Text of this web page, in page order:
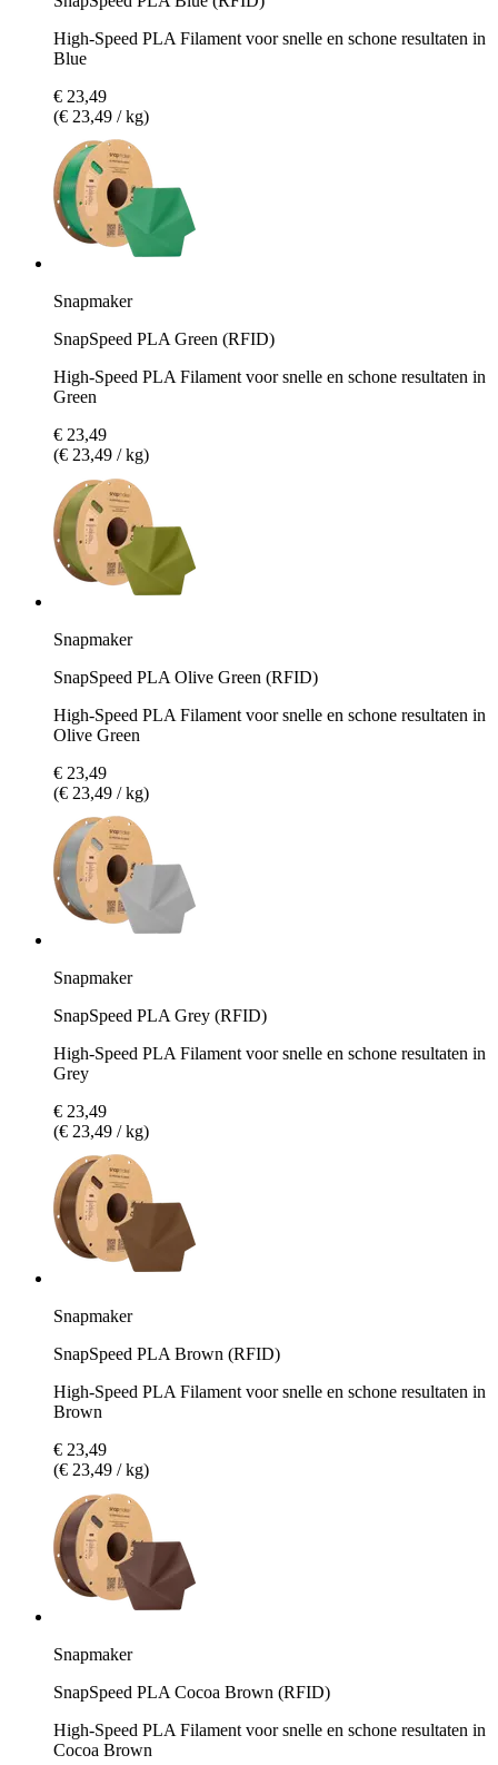
High-Speed PLA Filament voor snelle en schone resultaten in
Blue
€ 23,49
(€ 23,49 / kg)
Snapmaker
SnapSpeed PLA Green (RFID)
High-Speed PLA Filament voor snelle en schone resultaten in
Green
€ 23,49
(€ 23,49 / kg)
Snapmaker
SnapSpeed PLA Olive Green (RFID)
High-Speed PLA Filament voor snelle en schone resultaten in
Olive Green
€ 23,49
(€ 23,49 / kg)
Snapmaker
SnapSpeed PLA Grey (RFID)
High-Speed PLA Filament voor snelle en schone resultaten in
Grey
€ 23,49
(€ 23,49 / kg)
Snapmaker
SnapSpeed PLA Brown (RFID)
High-Speed PLA Filament voor snelle en schone resultaten in
Brown
€ 23,49
(€ 23,49 / kg)
Snapmaker
SnapSpeed PLA Cocoa Brown (RFID)
High-Speed PLA Filament voor snelle en schone resultaten in
Cocoa Brown